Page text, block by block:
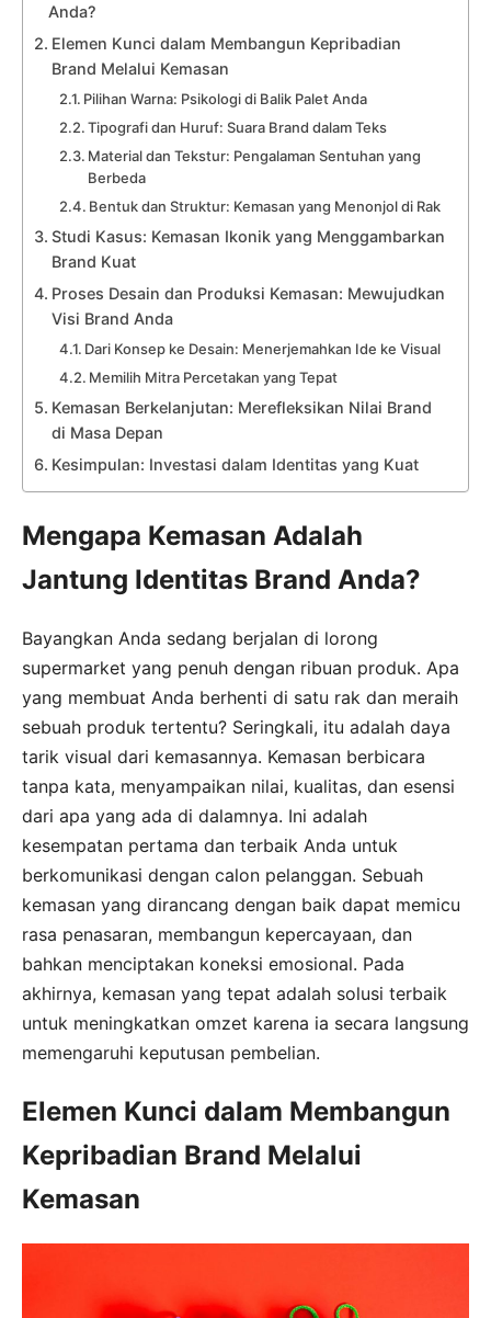
Anda?
Elemen Kunci dalam Membangun Kepribadian
Brand Melalui Kemasan
Pilihan Warna: Psikologi di Balik Palet Anda
Tipografi dan Huruf: Suara Brand dalam Teks
Material dan Tekstur: Pengalaman Sentuhan yang
Berbeda
Bentuk dan Struktur: Kemasan yang Menonjol di Rak
Studi Kasus: Kemasan Ikonik yang Menggambarkan
Brand Kuat
Proses Desain dan Produksi Kemasan: Mewujudkan
Visi Brand Anda
Dari Konsep ke Desain: Menerjemahkan Ide ke Visual
Memilih Mitra Percetakan yang Tepat
Kemasan Berkelanjutan: Merefleksikan Nilai Brand
di Masa Depan
Kesimpulan: Investasi dalam Identitas yang Kuat
Mengapa Kemasan Adalah
Jantung Identitas Brand Anda?
Bayangkan Anda sedang berjalan di lorong
supermarket yang penuh dengan ribuan produk. Apa
yang membuat Anda berhenti di satu rak dan meraih
sebuah produk tertentu? Seringkali, itu adalah daya
tarik visual dari kemasannya. Kemasan berbicara
tanpa kata, menyampaikan nilai, kualitas, dan esensi
dari apa yang ada di dalamnya. Ini adalah
kesempatan pertama dan terbaik Anda untuk
berkomunikasi dengan calon pelanggan. Sebuah
kemasan yang dirancang dengan baik dapat memicu
rasa penasaran, membangun kepercayaan, dan
bahkan menciptakan koneksi emosional. Pada
akhirnya, kemasan yang tepat adalah solusi terbaik
untuk meningkatkan omzet karena ia secara langsung
memengaruhi keputusan pembelian.
Elemen Kunci dalam Membangun
Kepribadian Brand Melalui
Kemasan